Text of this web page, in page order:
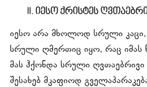
II. იესო ქრისტეს
იესო არა მხოლოდ სრული კაცი,
სრული ღმერთიც იყო, რაც იმას
მას ჰქონდა სრული ღვთაებრივი
შესახებ მკაფიოდ